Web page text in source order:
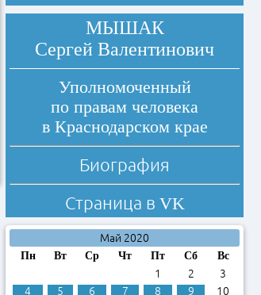
МЫШАК
Сергей Валентинович
Уполномоченный
по правам человека
в Краснодарском крае
Биография
Страница в VK
Май 2020
Пн Вт Ср Чт Пт Сб Вс
1 2
3
4
5 6 7 8 9 10